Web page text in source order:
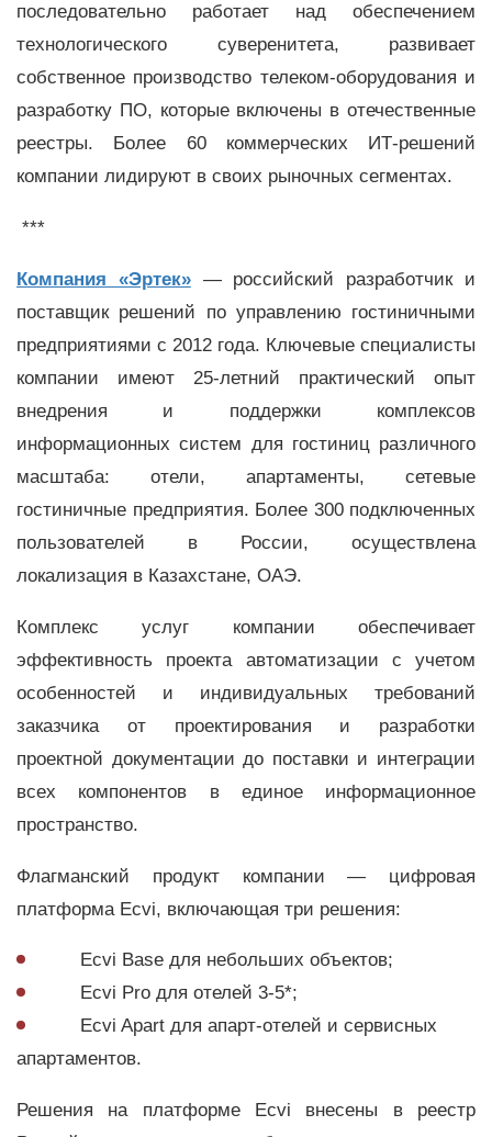
последовательно работает над обеспечением
технологического суверенитета, развивает
собственное производство телеком-оборудования и
разработку ПО, которые включены в отечественные
реестры. Более 60 коммерческих ИТ-решений
компании лидируют в своих рыночных сегментах.
***
Компания «Эртек»— российский разработчик и
поставщик решений по управлению гостиничными
предприятиями с 2012 года. Ключевые специалисты
компании имеют 25-летний практический опыт
внедрения и поддержки комплексов
информационных систем для гостиниц различного
масштаба: отели, апартаменты, сетевые
гостиничные предприятия. Более 300 подключенных
пользователей в России, осуществлена
локализация в Казахстане, ОАЭ.
Комплекс услуг компании обеспечивает
эффективность проекта автоматизации с учетом
особенностей и индивидуальных требований
заказчика от проектирования и разработки
проектной документации до поставки и интеграции
всех компонентов в единое информационное
пространство.
Флагманский продукт компании — цифровая
платформа Ecvi, включающая три решения:
Ecvi Base для небольших объектов;
Ecvi Pro для отелей 3-5*;
Ecvi Apart для апарт-отелей и сервисных
апартаментов.
Решения на платформе Ecvi внесены в реестр